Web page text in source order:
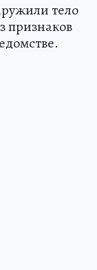
тело
признаков